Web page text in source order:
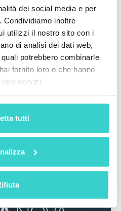
dei social media e per
Condividiamo inoltre
utilizzi il nostro sito con i
di analisi dei dati web,
potrebbero combinarle
fornito loro o che hanno
servizi.
tutti
e i
perspicace. Non
eventi!